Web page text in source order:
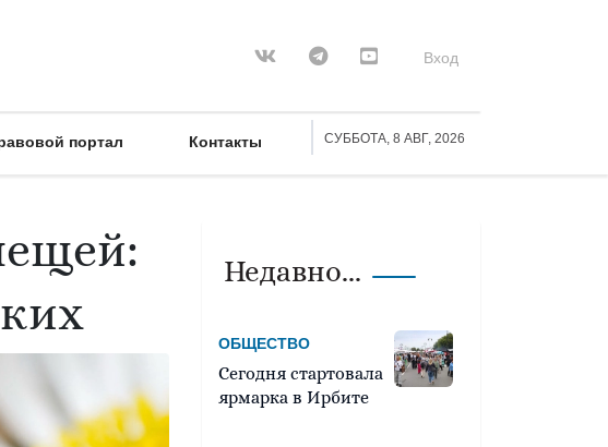
Вход
портал Контакты СУББОТА, 8 АВГ, 2026
Недавно...
ОБЩЕСТВО
Сегодня стартовала
ярмарка в Ирбите